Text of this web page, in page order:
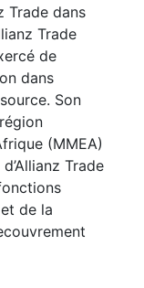
Trade dans
Trade
de
dans
Son
(MMEA)
Trade
de la